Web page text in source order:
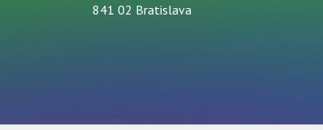
841 02 Bratislava